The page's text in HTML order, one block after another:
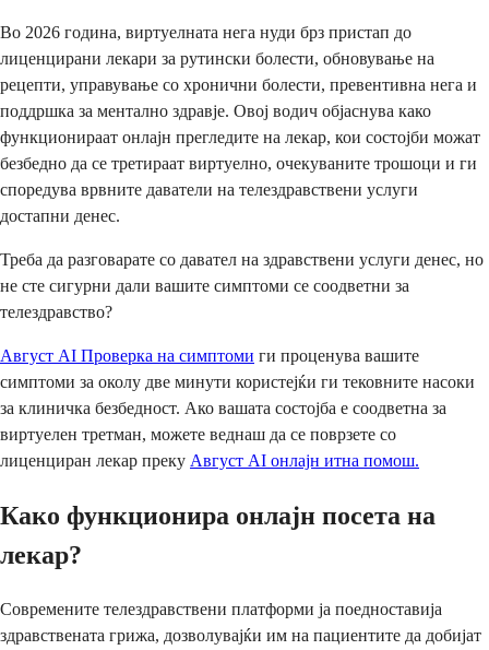
Во 2026 година, виртуелната нега нуди брз пристап до
лиценцирани лекари за рутински болести, обновување на
рецепти, управување со хронични болести, превентивна нега и
поддршка за ментално здравје. Овој водич објаснува како
функционираат онлајн прегледите на лекар, кои состојби можат
безбедно да се третираат виртуелно, очекуваните трошоци и ги
споредува врвните даватели на телездравствени услуги
достапни денес.
Треба да разговарате со давател на здравствени услуги денес, но
не сте сигурни дали вашите симптоми се соодветни за
телездравство?
Август AI Проверка на симптоми ги проценува вашите
симптоми за околу две минути користејќи ги тековните насоки
за клиничка безбедност. Ако вашата состојба е соодветна за
виртуелен третман, можете веднаш да се поврзете со
лиценциран лекар преку Август AI онлајн итна помош.
Како функционира онлајн посета на
лекар?
Современите телездравствени платформи ја поедноставија
здравствената грижа, дозволувајќи им на пациентите да добијат